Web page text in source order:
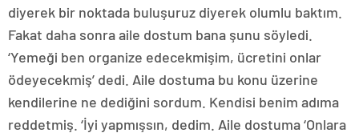
diyerek bir noktada buluşuruz diyerek olumlu baktım.
Fakat daha sonra aile dostum bana şunu söyledi.
‘Yemeği ben organize edecekmişim, ücretini onlar
ödeyecekmiş’ dedi. Aile dostuma bu konu üzerine
kendilerine ne dediğini sordum. Kendisi benim adıma
reddetmiş. ‘İyi yapmışsın, dedim. Aile dostuma ‘Onlara